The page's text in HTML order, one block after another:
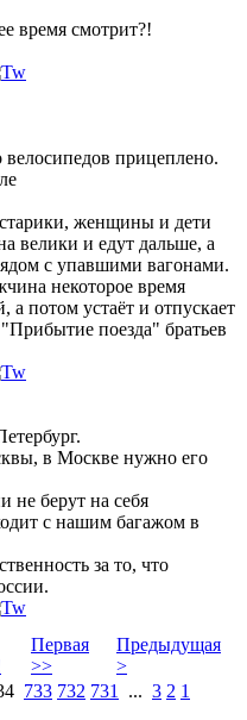
время смотрит?!
велосипедов прицеплено.
старики, женщины и дети
и едут дальше, а
с упавшими вагонами.
некоторое время
а потом устаёт и отпускает
"Прибытие поезда" братьев
в Москве нужно его
берут на себя
с нашим багажом в
за то, что
Первая
>>
Предыдущая
>
733 732 731 ... 3 2 1